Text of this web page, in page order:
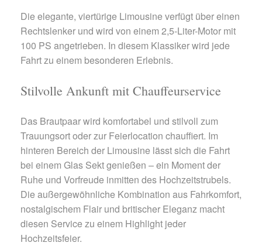
Die elegante, viertürige Limousine verfügt über einen
Rechtslenker und wird von einem 2,5-Liter-Motor mit
100 PS angetrieben. In diesem Klassiker wird jede
Fahrt zu einem besonderen Erlebnis.
Stilvolle Ankunft mit Chauffeurservice
Das Brautpaar wird komfortabel und stilvoll zum
Trauungsort oder zur Feierlocation chauffiert. Im
hinteren Bereich der Limousine lässt sich die Fahrt
bei einem Glas Sekt genießen – ein Moment der
Ruhe und Vorfreude inmitten des Hochzeitstrubels.
Die außergewöhnliche Kombination aus Fahrkomfort,
nostalgischem Flair und britischer Eleganz macht
diesen Service zu einem Highlight jeder
Hochzeitsfeier.